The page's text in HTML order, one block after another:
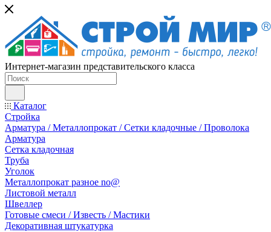
Интернет-магазин представительского класса
Каталог
Стройка
Арматура / Металлопрокат / Сетки кладочные / Проволока
Арматура
Сетка кладочная
Труба
Уголок
Металлопрокат разное no@
Листовой металл
Швеллер
Готовые смеси / Известь / Мастики
Декоративная штукатурка